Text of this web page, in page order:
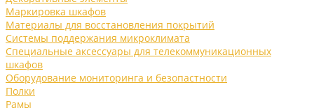
Маркировка шкафов
Материалы для восстановления покрытий
Системы поддержания микроклимата
Специальные аксессуары для телекоммуникационных
шкафов
Оборудование мониторинга и безопастности
Полки
Рамы